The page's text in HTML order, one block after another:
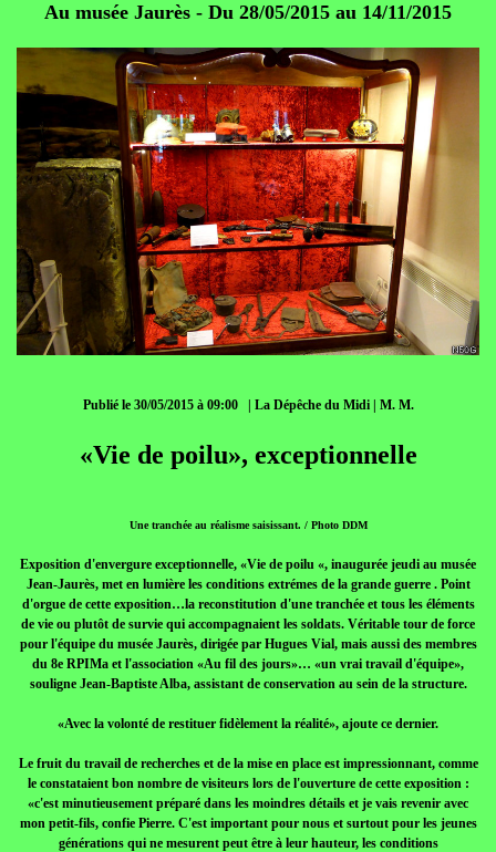
Au musée Jaurès - Du 28/05/2015 au 14/11/2015
Publié le 30/05/2015 à 09:00 | La Dépêche du Midi | M. M.
«Vie de poilu», exceptionnelle
Une tranchée au réalisme saisissant. / Photo DDM
Exposition d'envergure exceptionnelle, «Vie de poilu «, inaugurée jeudi au musée
Jean-Jaurès, met en lumière les conditions extrémes de la grande guerre . Point
d'orgue de cette exposition…la reconstitution d'une tranchée et tous les éléments
de vie ou plutôt de survie qui accompagnaient les soldats. Véritable tour de force
pour l'équipe du musée Jaurès, dirigée par Hugues Vial, mais aussi des membres
du 8e RPIMa et l'association «Au fil des jours»… «un vrai travail d'équipe»,
souligne Jean-Baptiste Alba, assistant de conservation au sein de la structure.
«Avec la volonté de restituer fidèlement la réalité», ajoute ce dernier.
Le fruit du travail de recherches et de la mise en place est impressionnant, comme
le constataient bon nombre de visiteurs lors de l'ouverture de cette exposition :
«c'est minutieusement préparé dans les moindres détails et je vais revenir avec
mon petit-fils, confie Pierre. C'est important pour nous et surtout pour les jeunes
générations qui ne mesurent peut être à leur hauteur, les conditions